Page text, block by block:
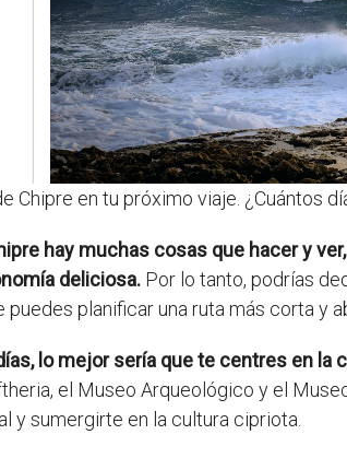
Chipre en tu próximo viaje. ¿Cuántos
hay muchas cosas que hacer y
deliciosa. Por lo tanto, podrías
planificar una ruta más corta y
lo mejor sería que te centres en la
el Museo Arqueológico y el
y sumergirte en la cultura cipriota.